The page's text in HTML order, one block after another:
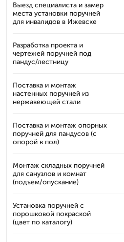
Выезд специалиста и замер
места установки поручней
для инвалидов в Ижевске
Разработка проекта и
чертежей поручней под
пандус/лестницу
Поставка и монтаж
настенных поручней из
нержавеющей стали
Поставка и монтаж опорных
поручней для пандусов (с
опорой в пол)
Монтаж складных поручней
для санузлов и комнат
(подъем/опускание)
Установка поручней с
порошковой покраской
(цвет по каталогу)